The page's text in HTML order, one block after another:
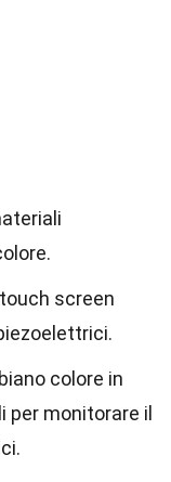
screen
colore in
monitorare il